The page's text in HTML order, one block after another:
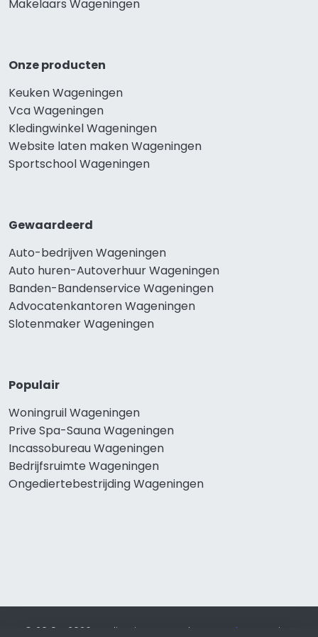
Makelaars Wageningen
Onze producten
Keuken Wageningen
Vca Wageningen
Kledingwinkel Wageningen
Website laten maken Wageningen
Sportschool Wageningen
Gewaardeerd
Auto-bedrijven Wageningen
Auto huren-Autoverhuur Wageningen
Banden-Bandenservice Wageningen
Advocatenkantoren Wageningen
Slotenmaker Wageningen
Populair
Woningruil Wageningen
Prive Spa-Sauna Wageningen
Incassobureau Wageningen
Bedrijfsruimte Wageningen
Ongediertebestrijding Wageningen
© 2019 - 2026 Realisatie en SEO door SEO-bureau Lion